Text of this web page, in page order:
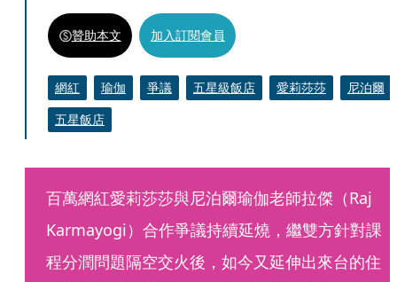
贊助本文 加入訂閱會員
網紅 瑜伽 爭議 五星級飯店 愛莉莎莎
尼泊爾
五星飯店
百萬網紅愛莉莎莎與尼泊爾瑜伽老師拉傑（Raj
Karmayogi）合作爭議持續延燒，繼雙方針對課
程分潤問題隔空交火後，如今又延伸出來台的住